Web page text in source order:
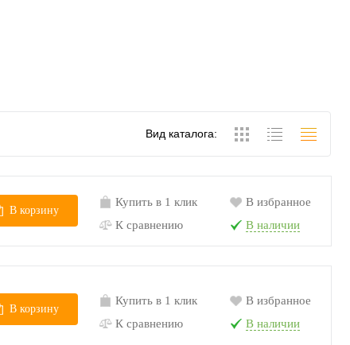
Вид каталога:
В корзину
Купить в 1 клик
К сравнению
В избранное
В наличии
В корзину
Купить в 1 клик
К сравнению
В избранное
В наличии